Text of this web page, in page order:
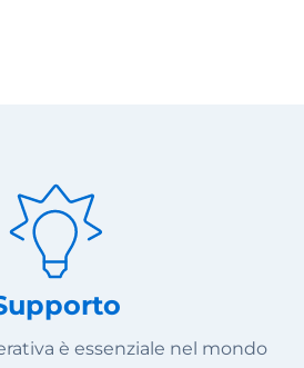
è essenziale nel mondo